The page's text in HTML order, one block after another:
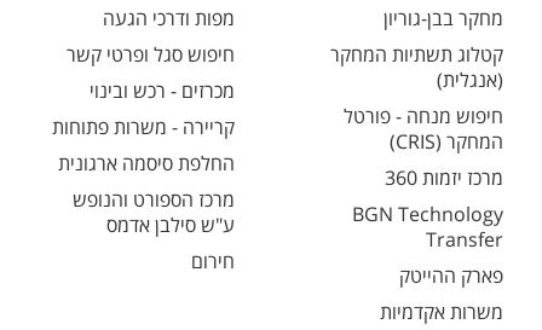
מחקר בבן-גוריון
קטלוג תשתיות המחקר
(אנגלית)
חיפוש מנחה - פורטל
המחקר (CRIS)
מרכז יזמות 360
BGN Technology
Transfer
פארק ההייטק
משרות אקדמיות
מפות ודרכי הגעה
חיפוש סגל ופרטי קשר
מכרזים - רכש ובינוי
קריירה - משרות פתוחות
החלפת סיסמה ארגונית
מרכז הספורט והנופש
ע"ש סילבן אדמס
חירום